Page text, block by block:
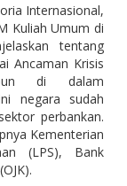
Internasional,
Kuliah Umum di
tentang
Ancaman Krisis
di dalam
negara sudah
perbankan.
Kementerian
(LPS), Bank